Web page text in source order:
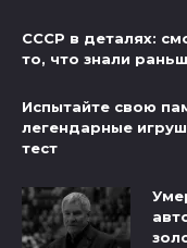
СССР в деталях:
то, что знали
Испытайте свою
легендарные
тест